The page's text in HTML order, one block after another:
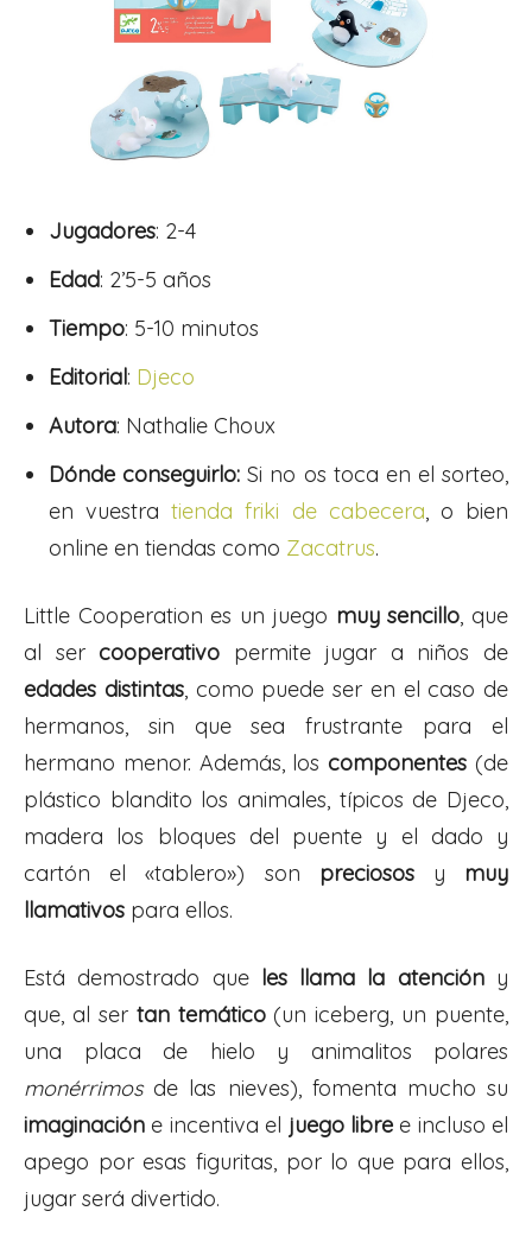
Jugadores: 2-4
Edad: 2’5-5 años
Tiempo: 5-10 minutos
Editorial: Djeco
Autora: Nathalie Choux
Dónde conseguirlo: Si no os toca en el sorteo,
en vuestratienda friki de cabecera, o bien
online en tiendas como Zacatrus.
Little Cooperation es un juego muy sencillo, que
al ser cooperativo permite jugar a niños de
edades distintas, como puede ser en el caso de
hermanos, sin que sea frustrante para el
hermano menor. Además, los componentes (de
plástico blandito los animales, típicos de Djeco,
madera los bloques del puente y el dado y
cartón el «tablero») son preciososy muy
llamativos para ellos.
Está demostrado que les llama la atencióny
que, al ser tan temático(un iceberg, un puente,
una placa de hielo y animalitos polares
monérrimosde las nieves), fomenta mucho su
imaginación e incentiva el juego libree incluso el
apego por esas figuritas, por lo que para ellos,
jugar será divertido.